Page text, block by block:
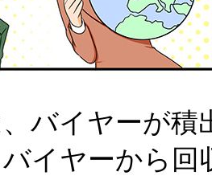
バイヤーが積
イヤーから